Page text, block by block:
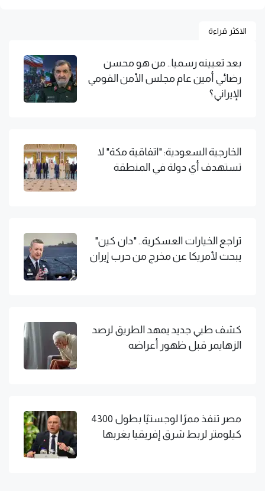
الاكثر قراءة
بعد تعيينه رسميا.. من هو محسن
رضائي أمين عام مجلس الأمن القومي
الإيراني؟
الخارجية السعودية: "اتفاقية مكة" لا
تستهدف أي دولة في المنطقة
تراجع الخيارات العسكرية.. "دان كين"
يبحث لأمريكا عن مخرج من حرب إيران
كشف طبي جديد يمهد الطريق لرصد
الزهايمر قبل ظهور أعراضه
مصر تنفذ ممرًا لوجستيًا بطول 4300
كيلومتر لربط شرق إفريقيا بغربها